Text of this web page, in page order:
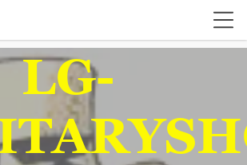
LG-